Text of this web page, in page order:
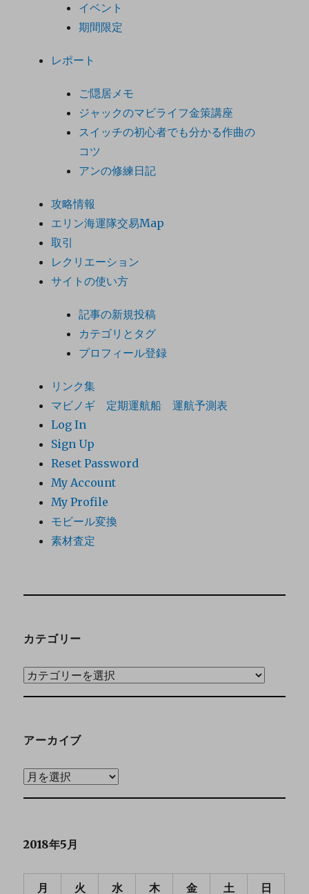
イベント
期間限定
レポート
ご隠居メモ
ジャックのマビライフ金策講座
スイッチの初心者でも分かる作曲の
コツ
アンの修練日記
攻略情報
エリン海運隊交易Map
取引
レクリエーション
サイトの使い方
記事の新規投稿
カテゴリとタグ
プロフィール登録
リンク集
マビノギ 定期運航船 運航予測表
Log In
Sign Up
Reset Password
My Account
My Profile
モビール変換
素材査定
カテゴリー
アーカイブ
2018年5月
月 火 水 木 金 土 日